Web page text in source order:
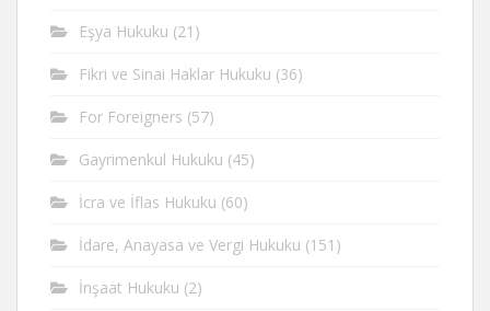
Eşya Hukuku (21)
Fikri ve Sinai Haklar Hukuku (36)
For Foreigners (57)
Gayrimenkul Hukuku (45)
İcra ve İflas Hukuku (60)
İdare, Anayasa ve Vergi Hukuku (151)
İnşaat Hukuku (2)